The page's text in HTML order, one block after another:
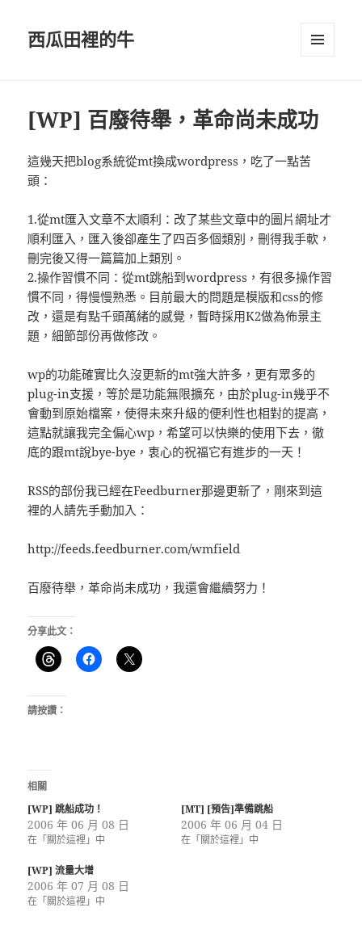
西瓜田裡的牛
[WP] 百廢待舉，革命尚未成功
這幾天把blog系統從mt換成wordpress，吃了一點苦
頭：
1.從mt匯入文章不太順利：改了某些文章中的圖片網址才
順利匯入，匯入後卻產生了四百多個類別，刪得我手軟，
刪完後又得一篇篇加上類別。
2.操作習慣不同：從mt跳船到wordpress，有很多操作習
慣不同，得慢慢熟悉。目前最大的問題是模版和css的修
改，還是有點千頭萬緒的感覺，暫時採用K2做為佈景主
題，細節部份再做修改。
wp的功能確實比久沒更新的mt強大許多，更有眾多的
plug-in支援，等於是功能無限擴充，由於plug-in幾乎不
會動到原始檔案，使得未來升級的便利性也相對的提高，
這點就讓我完全偏心wp，希望可以快樂的使用下去，徹
底的跟mt說bye-bye，衷心的祝福它有進步的一天！
RSS的部份我已經在Feedburner那邊更新了，剛來到這
裡的人請先手動加入：
http://feeds.feedburner.com/wmfield
百廢待舉，革命尚未成功，我還會繼續努力！
分享此文：
請按讚：
相關
[WP] 跳船成功！
2006 年 06 月 08 日
在「關於這裡」中
[MT] [預告]準備跳船
2006 年 06 月 04 日
在「關於這裡」中
[WP] 流量大增
2006 年 07 月 08 日
在「關於這裡」中